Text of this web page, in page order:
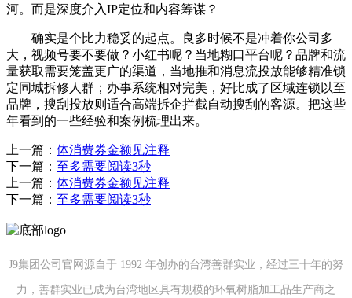
河。而是深度介入IP定位和内容筹谋？
确实是个比力稳妥的起点。良多时候不是冲着你公司多
大，视频号要不要做？小红书呢？当地糊口平台呢？品牌和流
量获取需要笼盖更广的渠道，当地推和消息流投放能够精准锁
定同城拆修人群；办事系统相对完美，好比成了区域连锁以至
品牌，搜刮投放则适合高端拆企拦截自动搜刮的客源。把这些
年看到的一些经验和案例梳理出来。
上一篇： 体消费券金额见注释
下一篇： 至多需要阅读3秒
上一篇： 体消费券金额见注释
下一篇： 至多需要阅读3秒
J9集团公司官网源自于 1992 年创办的台湾善群实业，经过三十年的努
力，善群实业已成为台湾地区具有规模的环氧树脂加工品生产商之